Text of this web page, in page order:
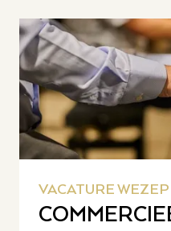
VACATURE WEZEP